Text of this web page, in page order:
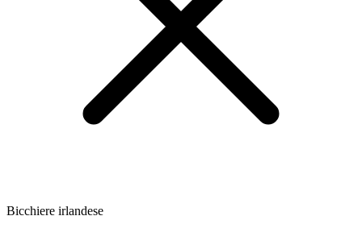
Bicchiere irlandese